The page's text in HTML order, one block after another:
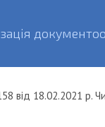
від 18.02.2021 р.